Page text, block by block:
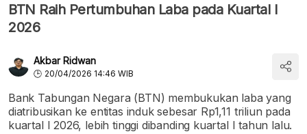
BTN Raih Pertumbuhan Laba pada Kuartal I
2026
Akbar Ridwan
20/04/2026 14:46 WIB
Bank Tabungan Negara (BTN) membukukan laba yang
diatribusikan ke entitas induk sebesar Rp1,11 triliun pada
kuartal I 2026, lebih tinggi dibanding kuartal I tahun lalu.